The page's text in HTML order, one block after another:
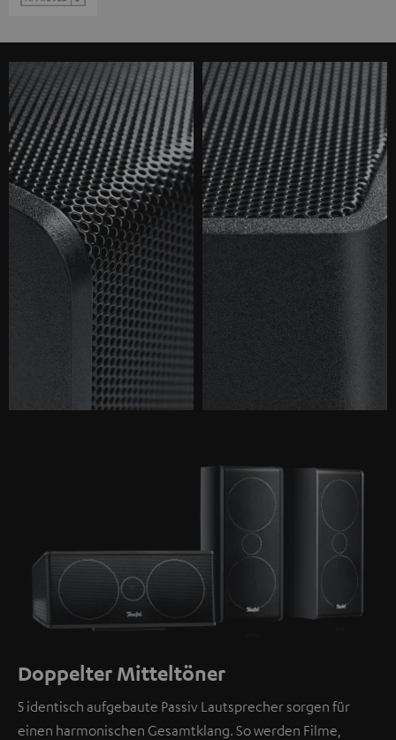
Doppelter Mitteltöner
5 identisch aufgebaute Passiv Lautsprecher sorgen für
einen harmonischen Gesamtklang. So werden Filme,